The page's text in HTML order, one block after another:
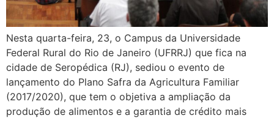
Nesta quarta-feira, 23, o Campus da Universidade
Federal Rural do Rio de Janeiro (UFRRJ) que fica na
cidade de Seropédica (RJ), sediou o evento de
lançamento do Plano Safra da Agricultura Familiar
(2017/2020), que tem o objetiva a ampliação da
produção de alimentos e a garantia de crédito mais